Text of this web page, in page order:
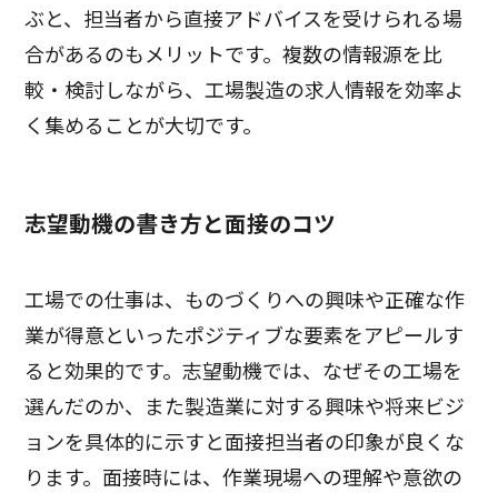
ぶと、担当者から直接アドバイスを受けられる場
合があるのもメリットです。複数の情報源を比
較・検討しながら、工場製造の求人情報を効率よ
く集めることが大切です。
志望動機の書き方と面接のコツ
工場での仕事は、ものづくりへの興味や正確な作
業が得意といったポジティブな要素をアピールす
ると効果的です。志望動機では、なぜその工場を
選んだのか、また製造業に対する興味や将来ビジ
ョンを具体的に示すと面接担当者の印象が良くな
ります。面接時には、作業現場への理解や意欲の